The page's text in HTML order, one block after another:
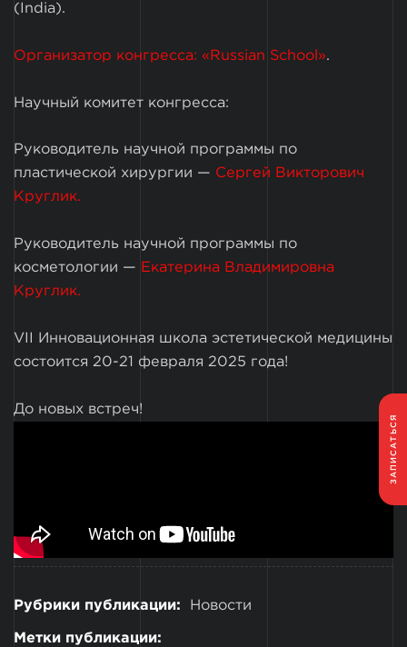
ЗАПИСАТЬСЯ
(India).
Организатор конгресса: «Russian School».
Научный комитет конгресса:
Руководитель научной программы по
пластической хирургии — Сергей Викторович
Круглик.
Руководитель научной программы по
косметологии — Екатерина Владимировна
Круглик.
VII Инновационная школа эстетической медицины
состоится 20-21 февраля 2025 года!
До новых встреч!
Рубрики публикации: Новости
Метки публикации: